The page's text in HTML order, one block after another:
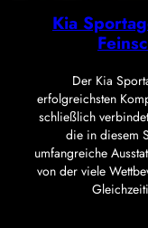
Kia
Der Kia
erfolgreichsten
schließlich
die in diesem
umfangreiche
von der viele